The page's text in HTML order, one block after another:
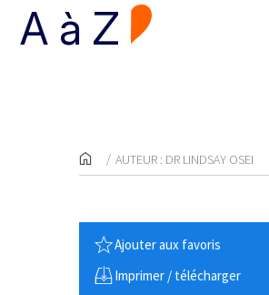
A à Z
AUTEUR : DR LINDSAY OSEI
Ajouter aux favoris
Imprimer / télécharger